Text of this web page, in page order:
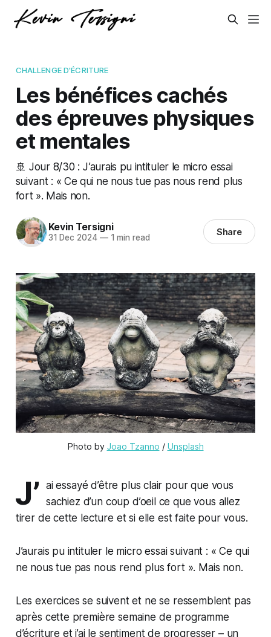
CHALLENGE D'ÉCRITURE
Les bénéfices cachés
des épreuves physiques
et mentales
🚢 Jour 8/30 : J’aurais pu intituler le micro essai
suivant : « Ce qui ne nous tue pas nous rend plus
fort ». Mais non.
Kevin Tersigni
31 Dec 2024 —1 min read Share
Photo by Joao Tzanno / Unsplash
J’ ai essayé d’être plus clair pour que vous
sachiez d’un coup d’oeil ce que vous allez
tirer de cette lecture et si elle est faite pour vous.
J’aurais pu intituler le micro essai suivant : « Ce qui
ne nous tue pas nous rend plus fort ». Mais non.
Les exercices se suivent et ne se ressemblent pas
après cette première semaine de programme
d’écriture et j’ai le sentiment de progresser – un